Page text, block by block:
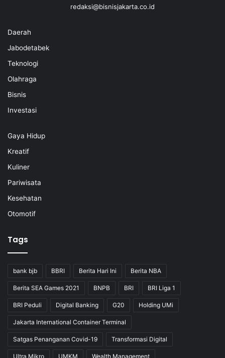
redaksi@bisnisjakarta.co.id
Daerah
Jabodetabek
Teknologi
Olahraga
Bisnis
Investasi
Gaya Hidup
Kreatif
Kuliner
Pariwisata
Kesehatan
Otomotif
Tags
bank bjb BBRI Berita Hari Ini Berita NBA
Berita SEA Games 2021 BNPB BRI BRI Liga 1
BRI Peduli Digital Banking G20 Holding UMi
Jakarta International Container Terminal
Satgas Penanganan Covid-19 Transformasi Digital
Ultra Mikro UMKM Wealth Management